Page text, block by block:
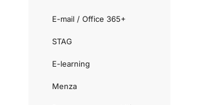
E-mail / Office 365+
STAG
E-learning
Menza